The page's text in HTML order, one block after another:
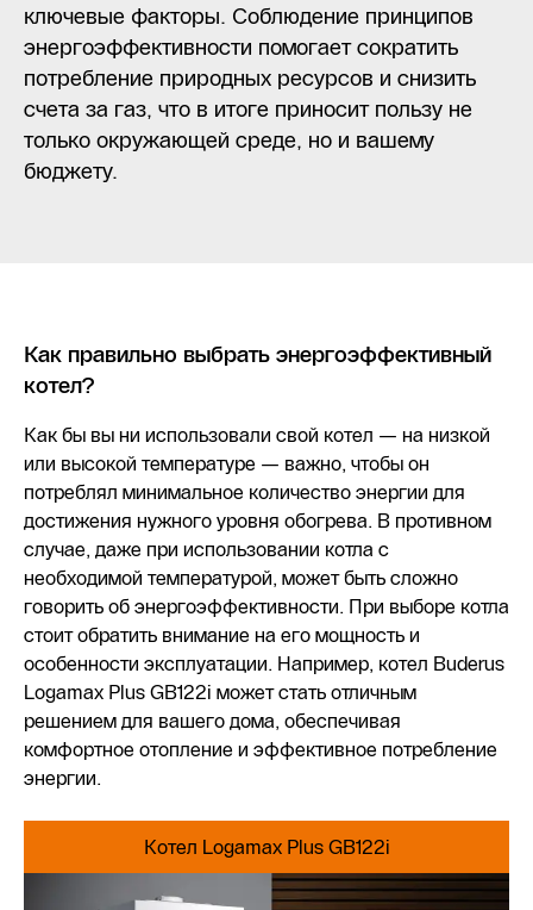
ключевые факторы. Соблюдение принципов
энергоэффективности помогает сократить
потребление природных ресурсов и снизить
счета за газ, что в итоге приносит пользу не
только окружающей среде, но и вашему
бюджету.
Как правильно выбрать энергоэффективный
котел?
Как бы вы ни использовали свой котел — на низкой
или высокой температуре — важно, чтобы он
потреблял минимальное количество энергии для
достижения нужного уровня обогрева. В противном
случае, даже при использовании котла с
необходимой температурой, может быть сложно
говорить об энергоэффективности. При выборе котла
стоит обратить внимание на его мощность и
особенности эксплуатации. Например, котел Buderus
Logamax Plus GB122i может стать отличным
решением для вашего дома, обеспечивая
комфортное отопление и эффективное потребление
энергии.
Котел Logamax Plus GB122i